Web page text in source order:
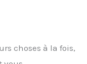
choses à la fois,